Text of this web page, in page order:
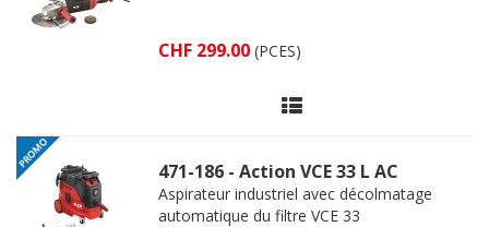
CHF 299.00 (PCES)
471-186 - Action VCE 33 L AC
Aspirateur industriel avec décolmatage
automatique du filtre VCE 33